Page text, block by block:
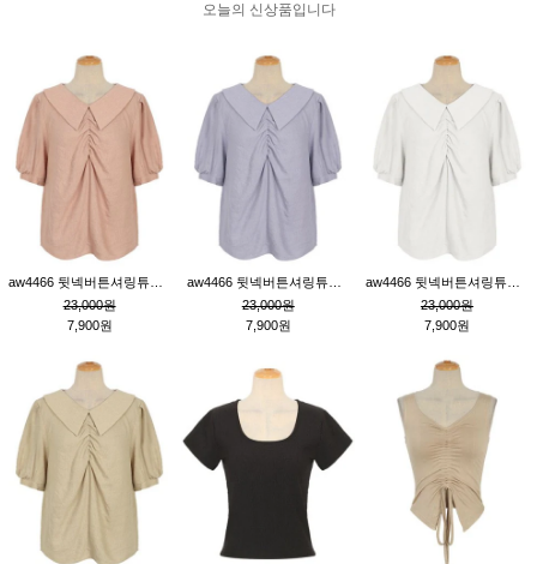
오늘의 신상품입니다
23,000원
7,900원
23,000원
7,900원
23,000원
7,900원